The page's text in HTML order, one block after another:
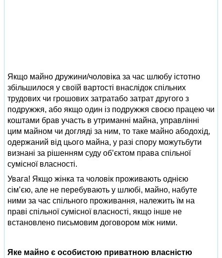
Якщо майно дружини/чоловіка за час шлюбу істотно
збільшилося у своїй вартості внаслідок спільних
трудових чи грошових затратабо затрат другого з
подружжя, або якщо один із подружжя своєю працею чи
коштами брав участь в утриманні майна, управлінні
цим майном чи догляді за ним, то таке майно абодохід,
одержаний від цього майна, у разі спору можутьбути
визнані за рішенням суду об’єктом права спільної
сумісної власності.
Увага! Якщо жінка та чоловік проживають однією
сім’єю, але не перебувають у шлюбі, майно, набуте
ними за час спільного проживання, належить їм на
праві спільної сумісної власності, якщо інше не
встановлено письмовим договором між ними.
Яке майно є особистою приватною власністю